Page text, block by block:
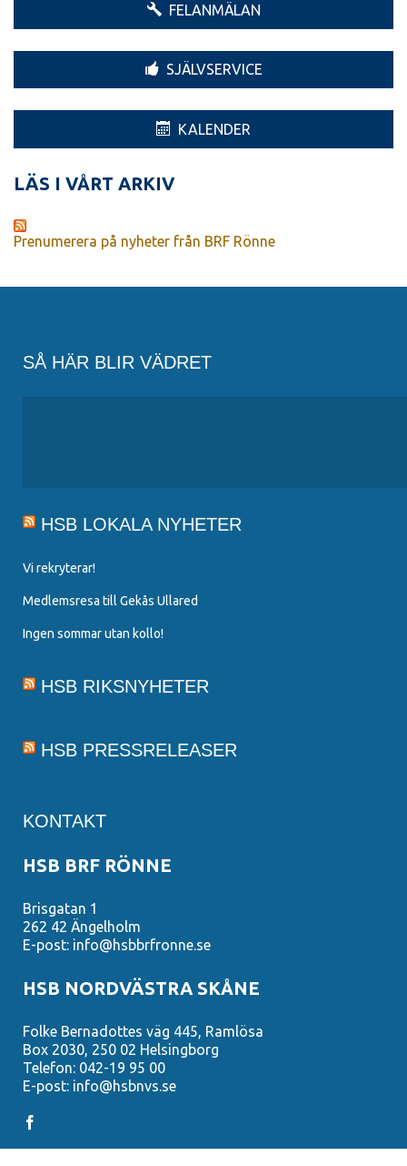
FELANMÄLAN
SJÄLVSERVICE
KALENDER
LÄS I VÅRT ARKIV
Prenumerera på nyheter från BRF Rönne
SÅ HÄR BLIR VÄDRET
HSB LOKALA NYHETER
Vi rekryterar!
Medlemsresa till Gekås Ullared
Ingen sommar utan kollo!
HSB RIKSNYHETER
HSB PRESSRELEASER
KONTAKT
HSB BRF RÖNNE
Brisgatan 1
262 42 Ängelholm
E-post: info@hsbbrfronne.se
HSB NORDVÄSTRA SKÅNE
Folke Bernadottes väg 445, Ramlösa
Box 2030, 250 02 Helsingborg
Telefon: 042-19 95 00
E-post: info@hsbnvs.se